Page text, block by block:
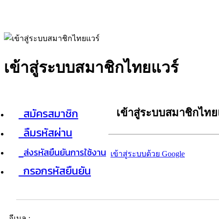
เข้าสู่ระบบสมาชิกไทยแวร์
สมัครสมาชิก
ลืมรหัสผ่าน
ส่งรหัสยืนยันการใช้งาน
กรอกรหัสยืนยัน
เข้าสู่ระบบสมาชิกไท
เข้าสู่ระบบด้วย Google